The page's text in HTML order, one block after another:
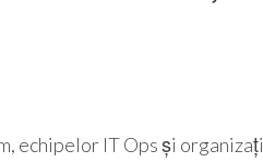
echipelor IT Ops și